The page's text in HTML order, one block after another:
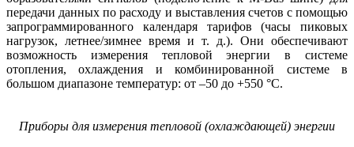
передачи данных по расходу и выставления счетов с помощью
запрограммированного календаря тарифов (часы пиковых
нагрузок, летнее/зимнее время и т. д.). Они обеспечивают
возможность измерения тепловой энергии в системе
отопления, охлаж­дения и комбинированной системе в
большом диапазоне температур: от –50 до +550 °C.
Приборы для измерения тепловой (охлаждающей) энергии